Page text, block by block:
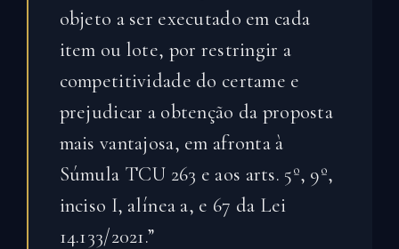
objeto a ser executado em cada
item ou lote, por restringir a
competitividade do certame e
prejudicar a obtenção da proposta
mais vantajosa, em afronta à
Súmula TCU 263 e aos arts. 5º, 9º,
inciso I, alínea a, e 67 da Lei
14.133/2021.”